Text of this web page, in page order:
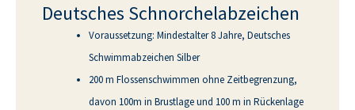
Deutsches Schnorchel­abzeichen
Voraussetzung: Mindestalter 8 Jahre, Deutsches
Schwimmabzeichen Silber
200 m Flossenschwimmen ohne Zeitbegrenzung,
davon 100m in Brustlage und 100 m in Rückenlage